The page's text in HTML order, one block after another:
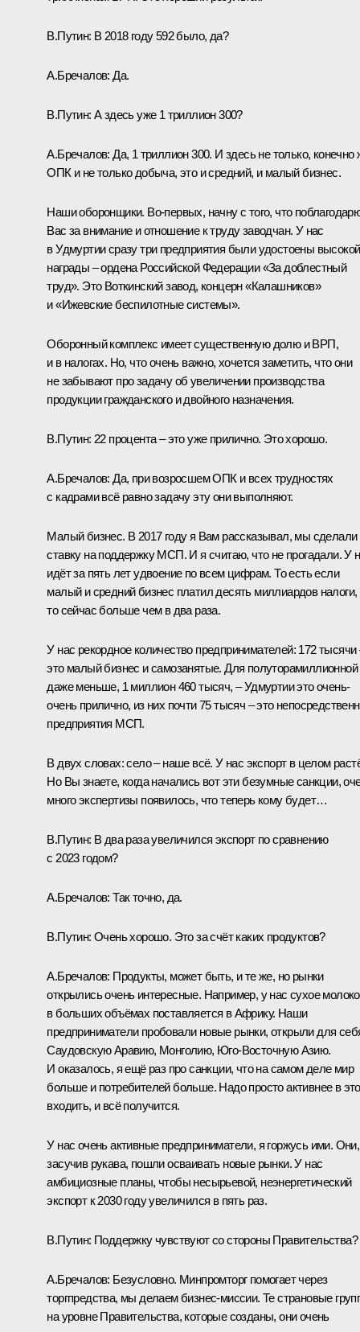
В.Путин: В 2018 году 592 было, да?
А.Бречалов: Да.
В.Путин: А здесь уже 1 триллион 300?
А.Бречалов: Да, 1 триллион 300. И здесь не только, конечно
ОПК и не только добыча, это и средний, и малый бизнес.
Наши оборонщики. Во-первых, начну с того, что
Вас за внимание и отношение к труду заводчан. У нас
в Удмуртии сразу три предприятия были удостоены высокой
награды – ордена Российской Федерации «За доблестный
труд». Это Воткинский завод, концерн «Калашников»
и «Ижевские беспилотные системы».
Оборонный комплекс имеет существенную долю и ВРП,
и в налогах. Но, что очень важно, хочется заметить, что они
не забывают про задачу об увеличении производства
продукции гражданского и двойного назначения.
В.Путин: 22 процента – это уже прилично. Это хорошо.
А.Бречалов: Да, при возросшем ОПК и всех трудностях
с кадрами всё равно задачу эту они выполняют.
Малый бизнес. В 2017 году я Вам рассказывал, мы сделали
ставку на поддержку МСП. И я считаю, что не прогадали. У
идёт за пять лет удвоение по всем цифрам. То есть если
малый и средний бизнес платил десять миллиардов налоги,
то сейчас больше чем в два раза.
У нас рекордное количество предпринимателей: 172 тысячи
это малый бизнес и самозанятые. Для полуторамиллионной
даже меньше, 1 миллион 460 тысяч, – Удмуртии это очень-
очень прилично, из них почти 75 тысяч – это
предприятия МСП.
В двух словах: село – наше всё. У нас экспорт в целом
Но Вы знаете, когда начались вот эти безумные санкции,
много экспертизы появилось, что теперь кому будет…
В.Путин: В два раза увеличился экспорт по сравнению
с 2023 годом?
А.Бречалов: Так точно, да.
В.Путин: Очень хорошо. Это за счёт каких продуктов?
А.Бречалов: Продукты, может быть, и те же, но рынки
открылись очень интересные. Например, у нас сухое молоко
в больших объёмах поставляется в Африку. Наши
предприниматели пробовали новые рынки, открыли для
Саудовскую Аравию, Монголию, Юго-Восточную Азию.
И оказалось, я ещё раз про санкции, что на самом деле мир
больше и потребителей больше. Надо просто активнее в это
входить, и всё получится.
У нас очень активные предприниматели, я горжусь ими. Они,
засучив рукава, пошли осваивать новые рынки. У нас
амбициозные планы, чтобы несырьевой, неэнергетический
экспорт к 2030 году увеличился в пять раз.
В.Путин: Поддержку чувствуют со стороны Правительства?
А.Бречалов: Безусловно. Минпромторг помогает через
торгпредства, мы делаем бизнес-миссии. Те страновые
на уровне Правительства, которые созданы, они очень